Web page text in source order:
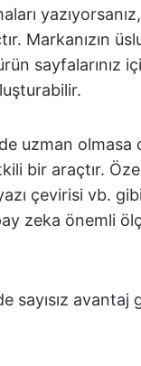
Markanızın
sayfalarınız
uzman olmasa
bir araçtır.
çevirisi vb.
zeka önemli
sayısız avantaj